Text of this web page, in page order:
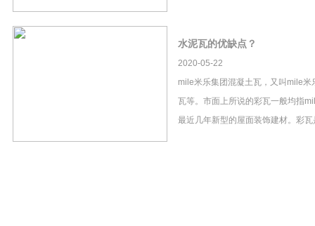
水泥瓦的优缺点？
2020-05-22
mile米乐集团混凝土瓦，又叫mile米
瓦等。市面上所说的彩瓦一般均指
最近几年新型的屋面装饰建材。彩